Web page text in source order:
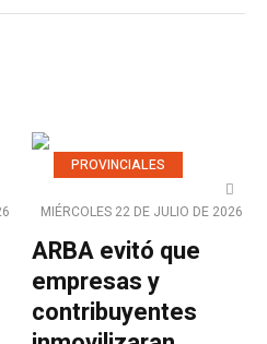
PROVINCIALES
MIÉRCOLES 22 DE JULIO DE 2026
ARBA evitó que
empresas y
contribuyentes